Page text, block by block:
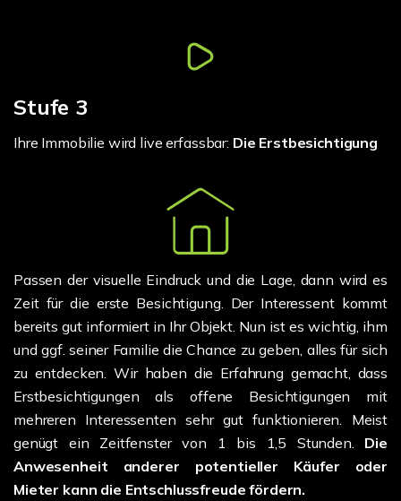
Stufe 3
Ihre Immobilie wird live erfassbar: Die Erstbesichtigung
Passen der visuelle Eindruck und die Lage, dann wird es
Zeit für die erste Besichtigung. Der Interessent kommt
bereits gut informiert in Ihr Objekt. Nun ist es wichtig, ihm
und ggf. seiner Familie die Chance zu geben, alles für sich
zu entdecken. Wir haben die Erfahrung gemacht, dass
Erstbesichtigungen als offene Besichtigungen mit
mehreren Interessenten sehr gut funktionieren. Meist
genügt ein Zeitfenster von 1 bis 1,5 Stunden. Die
Anwesenheit anderer potentieller Käufer oder
Mieter kann die Entschlussfreude fördern.